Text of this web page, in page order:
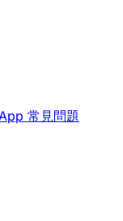
常見問題